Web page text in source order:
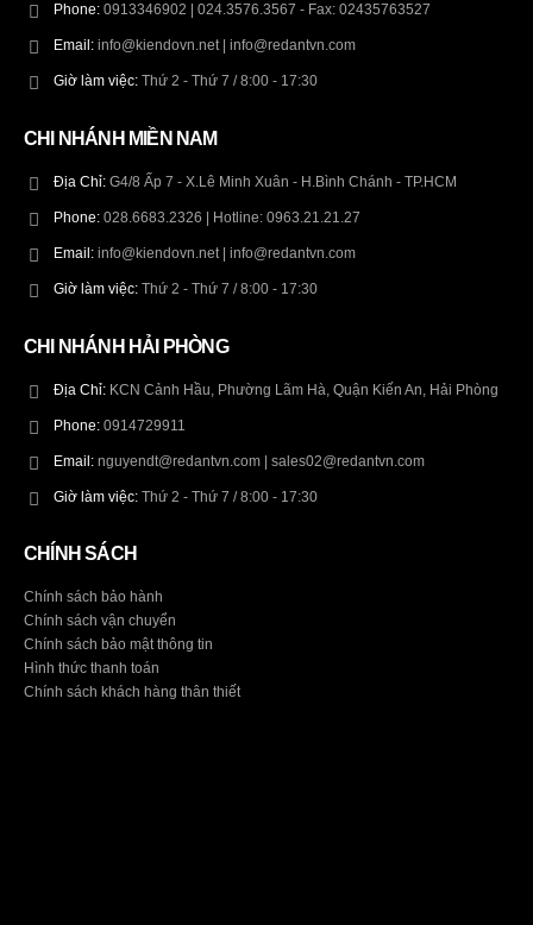
Phone: 0913346902 | 024.3576.3567 - Fax: 02435763527
Email: info@kiendovn.net | info@redantvn.com
Giờ làm việc: Thứ 2 - Thứ 7 / 8:00 - 17:30
CHI NHÁNH MIỀN NAM
Địa Chỉ: G4/8 Ấp 7 - X.Lê Minh Xuân - H.Bình Chánh - TP.HCM
Phone: 028.6683.2326 | Hotline: 0963.21.21.27
Email: info@kiendovn.net | info@redantvn.com
Giờ làm việc: Thứ 2 - Thứ 7 / 8:00 - 17:30
CHI NHÁNH HẢI PHÒNG
Địa Chỉ: KCN Cảnh Hầu, Phường Lãm Hà, Quận Kiến An, Hải Phòng
Phone: 0914729911
Email: nguyendt@redantvn.com | sales02@redantvn.com
Giờ làm việc: Thứ 2 - Thứ 7 / 8:00 - 17:30
CHÍNH SÁCH
Chính sách bảo hành
Chính sách vận chuyển
Chính sách bảo mật thông tin
Hình thức thanh toán
Chính sách khách hàng thân thiết